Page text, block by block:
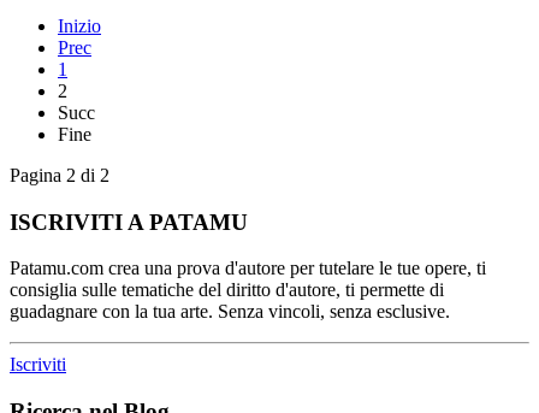
Inizio
Prec
1
2
Succ
Fine
Pagina 2 di 2
ISCRIVITI A PATAMU
Patamu.com crea una prova d'autore per tutelare le tue opere, ti
consiglia sulle tematiche del diritto d'autore, ti permette di
guadagnare con la tua arte. Senza vincoli, senza esclusive.
Iscriviti